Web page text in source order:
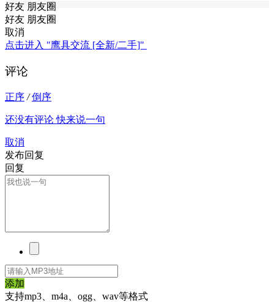
好友 朋友圈
好友 朋友圈
取消
点击进入 "鹰具交流 [全新/二手]"
评论
正序 / 倒序
还没有评论 快来说一句
取消
发布回复
回复
添加
支持mp3、m4a、ogg、wav等格式